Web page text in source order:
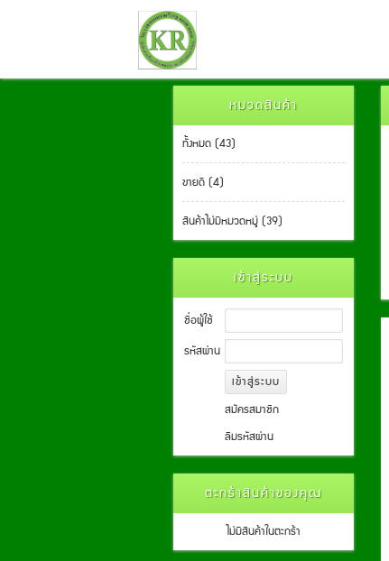
หมวดสินค้า
ทั้งหมด (43)
ขายดี (4)
สินค้าไม่มีหมวดหมู่ (39)
เข้าสู่ระบบ
ชื่อผู้ใช้
รหัสผ่าน
สมัครสมาชิก
ลืมรหัสผ่าน
ตะกร้าสินค้าของคุณ
ไม่มีสินค้าในตะกร้า